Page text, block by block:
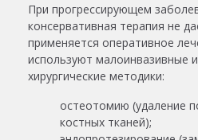
При прогрессирующем
консервативная терапия не
применяется оперативное
используют малоинвазивные
хирургические методики:
остеотомию (удаление
костных тканей);